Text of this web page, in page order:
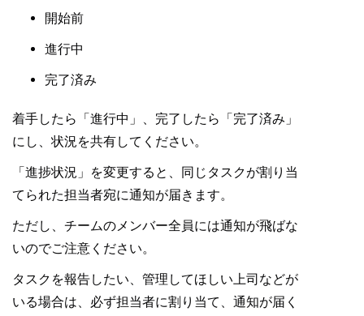
開始前
進行中
完了済み
着手したら「進行中」、完了したら「完了済み」
にし、状況を共有してください。
「進捗状況」を変更すると、同じタスクが割り当
てられた担当者宛に通知が届きます。
ただし、チームのメンバー全員には通知が飛ばな
いのでご注意ください。
タスクを報告したい、管理してほしい上司などが
いる場合は、必ず担当者に割り当て、通知が届く